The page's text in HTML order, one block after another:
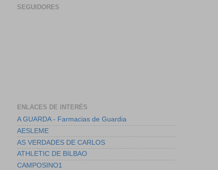
SEGUIDORES
ENLACES DE INTERÉS
A GUARDA - Farmacias de Guardia
AESLEME
AS VERDADES DE CARLOS
ATHLETIC DE BILBAO
CAMPOSINO1